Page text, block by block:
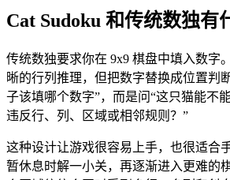
Cat Sudoku 和传统数独有
传统数独要求你在 9x9 棋盘中填入数字
晰的行列推理，但把数字替换成位置判
子该填哪个数字”，而是问“这只猫能不
违反行、列、区域或相邻规则？”
这种设计让游戏很容易上手，也很适合
暂休息时解一小关，再逐渐进入更难的